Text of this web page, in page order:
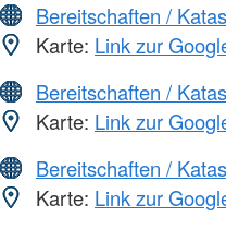
Bereitschaften /
Karte: Link zur
Bereitschaften /
Karte: Link zur
Bereitschaften /
Karte: Link zur